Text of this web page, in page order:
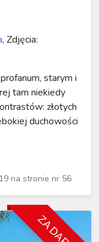
, Zdjęcia:
starym i
tam niekiedy
złotych
duchowości
na stronie nr 56